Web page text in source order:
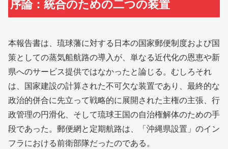
序論：統合のための二つの装置
本報告書は、琉球藩に対する日本の国家郵便制度および国
策としての蒸気船航路の導入が、単なる近代化の恩恵や新
県へのサービス提供ではなかったと論じる。むしろそれ
は、国家建設の計算された不可欠な装置であり、最終的な
政治的併合に先立って戦略的に展開された主権の主張、行
政管理の円滑化、そして琉球王国の自治権解体のための手
段であった。郵便網と定期航路は、「沖縄県設置」のイン
フラにおける前衛部隊だったのである。